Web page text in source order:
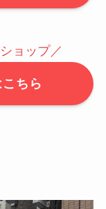
ョップ／
ちら